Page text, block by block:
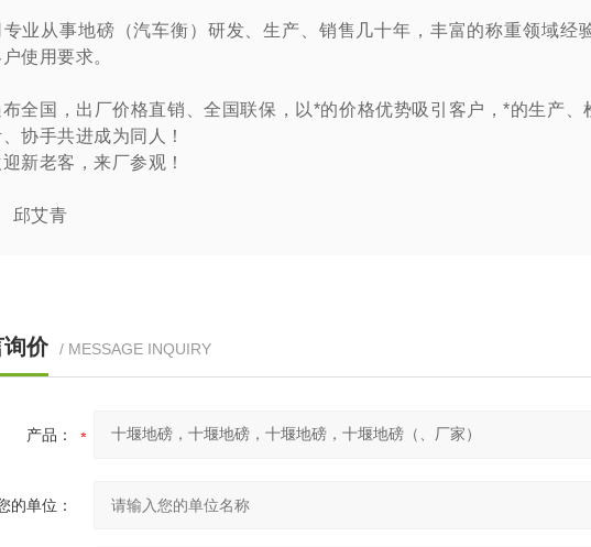
业从事地磅（汽车衡）研发、生产、销售几十年，丰富的称重领域经
使用要求。
全国，出厂价格直销、全国联保，以*的价格优势吸引客户，*的生产
协手共进成为同人！
新老客，来厂参观！
邱艾青
价 / MESSAGE INQUIRY
产品：
的单位：